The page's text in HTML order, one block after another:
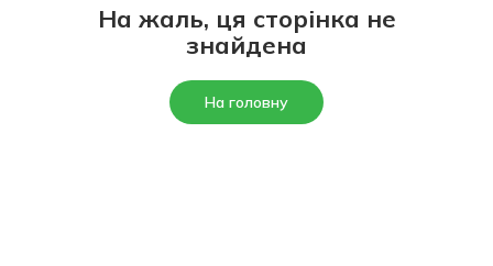
На жаль, ця сторінка не
знайдена
На головну